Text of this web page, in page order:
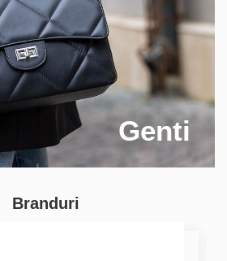
Genti
Branduri